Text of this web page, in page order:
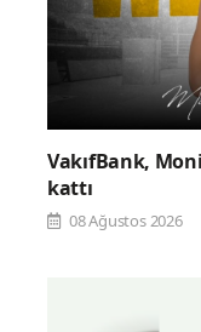
VakıfBank,
kattı
08 Ağustos 2026